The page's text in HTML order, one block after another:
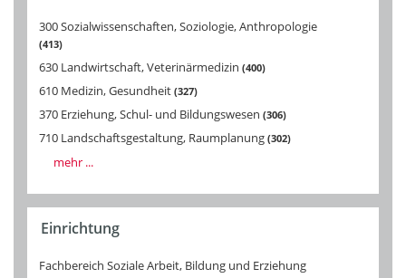
300 Sozialwissenschaften, Soziologie, Anthropologie
413
630 Landwirtschaft, Veterinärmedizin 400
610 Medizin, Gesundheit 327
370 Erziehung, Schul- und Bildungswesen 306
710 Landschaftsgestaltung, Raumplanung 302
mehr ...
Einrichtung
Fachbereich Soziale Arbeit, Bildung und Erziehung